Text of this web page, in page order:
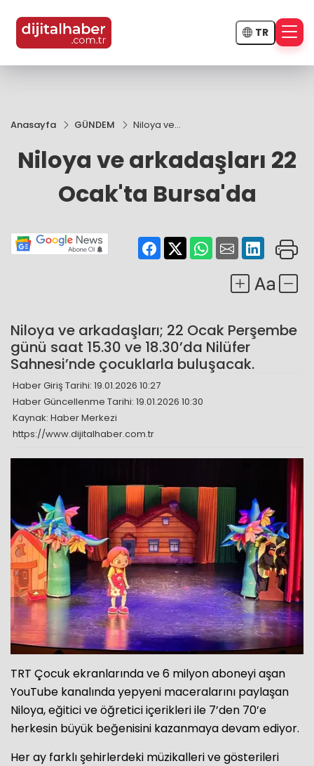
TR
Anasayfa GÜNDEM
Niloya ve
22 Ocak'ta
Bursa'da
Niloya ve arkadaşları 22
Ocak'ta Bursa'da
Niloya ve arkadaşları; 22 Ocak Perşembe
günü saat 15.30 ve 18.30’da Nilüfer
Sahnesi’nde çocuklarla buluşacak.
Haber Giriş Tarihi: 19.01.2026 10:27
Haber Güncellenme Tarihi: 19.01.2026 10:30
Kaynak: Haber Merkezi
https://www.dijitalhaber.com.tr
TRT Çocuk ekranlarında ve 6 milyon aboneyi aşan
YouTube kanalında yepyeni maceralarını paylaşan
Niloya, eğitici ve öğretici içerikleri ile 7’den 70’e
herkesin büyük beğenisini kazanmaya devam ediyor.
Her ay farklı şehirlerdeki müzikalleri ve gösterileri